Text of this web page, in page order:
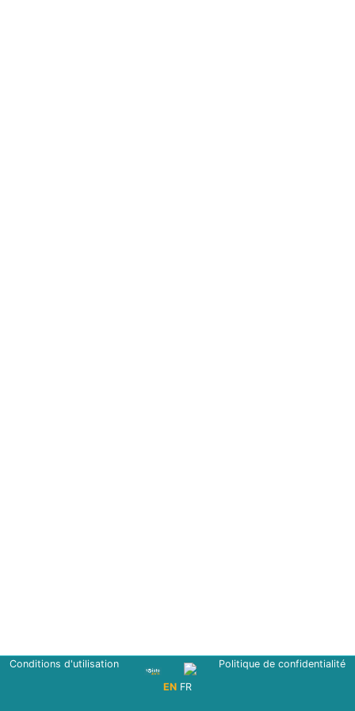
Conditions d'utilisation
Politique de confidentialité
EN FR